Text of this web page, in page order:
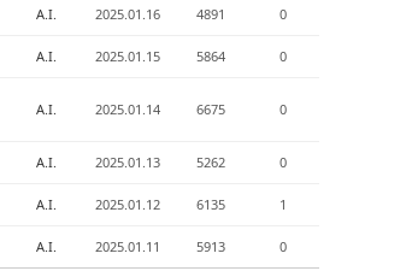
A.I. 2025.01.16 4891 0
A.I. 2025.01.15 5864 0
A.I. 2025.01.14 6675 0
A.I. 2025.01.13 5262 0
A.I. 2025.01.12 6135 1
A.I. 2025.01.11 5913 0